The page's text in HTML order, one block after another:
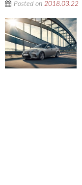
Posted on 2018.03.22